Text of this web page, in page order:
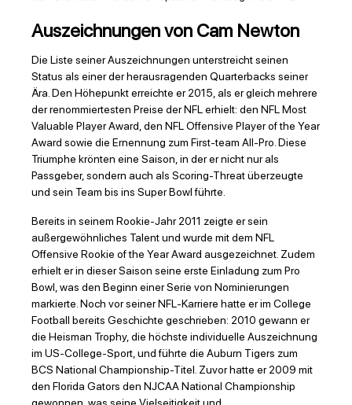
Auszeichnungen von Cam Newton
Die Liste seiner Auszeichnungen unterstreicht seinen
Status als einer der herausragenden Quarterbacks seiner
Ära. Den Höhepunkt erreichte er 2015, als er gleich mehrere
der renommiertesten Preise der NFL erhielt: den NFL Most
Valuable Player Award, den NFL Offensive Player of the Year
Award sowie die Ernennung zum First-team All-Pro. Diese
Triumphe krönten eine Saison, in der er nicht nur als
Passgeber, sondern auch als Scoring-Threat überzeugte
und sein Team bis ins Super Bowl führte.
Bereits in seinem Rookie-Jahr 2011 zeigte er sein
außergewöhnliches Talent und wurde mit dem NFL
Offensive Rookie of the Year Award ausgezeichnet. Zudem
erhielt er in dieser Saison seine erste Einladung zum Pro
Bowl, was den Beginn einer Serie von Nominierungen
markierte. Noch vor seiner NFL-Karriere hatte er im College
Football bereits Geschichte geschrieben: 2010 gewann er
die Heisman Trophy, die höchste individuelle Auszeichnung
im US-College-Sport, und führte die Auburn Tigers zum
BCS National Championship-Titel. Zuvor hatte er 2009 mit
den Florida Gators den NJCAA National Championship